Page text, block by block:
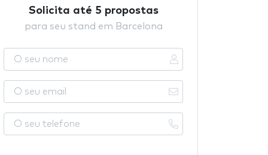
Solicita até 5 propostas
para seu stand em Barcelona